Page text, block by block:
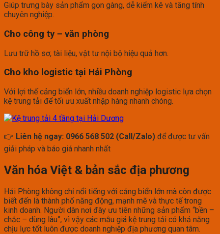
Giúp trưng bày sản phẩm gọn gàng, dễ kiểm kê và tăng tính
chuyên nghiệp.
Cho công ty – văn phòng
Lưu trữ hồ sơ, tài liệu, vật tư nội bộ hiệu quả hơn.
Cho kho logistic tại Hải Phòng
Với lợi thế cảng biển lớn, nhiều doanh nghiệp logistic lựa chọn
kệ trung tải để tối ưu xuất nhập hàng nhanh chóng.
👉 Liên hệ ngay: 0966 568 502 (Call/Zalo) để được tư vấn
giải pháp và báo giá nhanh nhất
Văn hóa Việt & bản sắc địa phương
Hải Phòng không chỉ nổi tiếng với cảng biển lớn mà còn được
biết đến là thành phố năng động, mạnh mẽ và thực tế trong
kinh doanh. Người dân nơi đây ưu tiên những sản phẩm “bền –
chắc – dùng lâu”, vì vậy các mẫu giá kệ trung tải có khả năng
chịu lực tốt luôn được doanh nghiệp địa phương quan tâm.